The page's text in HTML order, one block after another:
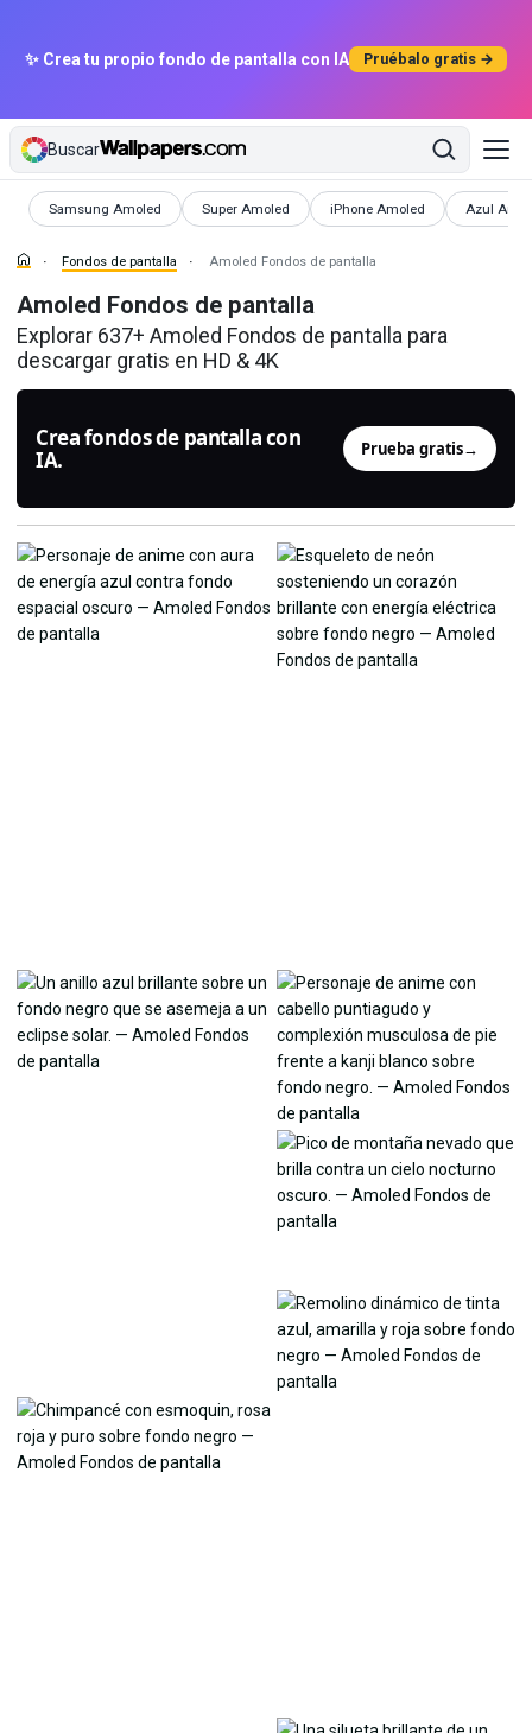
✨ Crea tu propio fondo de pantalla con IA Pruébalo gratis →
Buscar
Samsung Amoled
Fondos de pantalla Super Amoled
Fondos de pantalla iPhone Amoled
Fondos de pantalla Azul
Fondos
Fondos de pantalla Amoled Fondos de pantalla
Amoled Fondos de pantalla
Explorar 637+ Amoled Fondos de pantalla para
descargar gratis en HD & 4K
Crea fondos de pantalla con
IA.
Prueba gratis→